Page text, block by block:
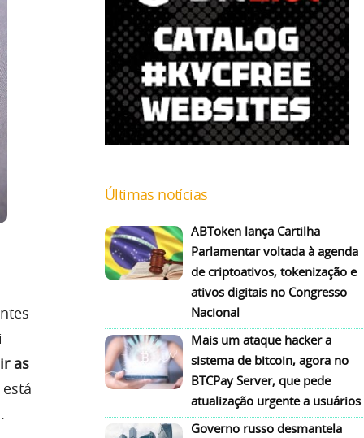
as
Últimas notícias
ABToken lança Cartilha
Parlamentar voltada à agenda
de criptoativos, tokenização e
ativos digitais no Congresso
Nacional
Mais um ataque hacker a
sistema de bitcoin, agora no
BTCPay Server, que pede
atualização urgente a usuários
Governo russo desmantela